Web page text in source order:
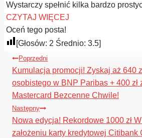
Wystarczy spełnić kilka bardzo
CZYTAJ WIĘCEJ
Oceń tego posta!
[Głosów: 2 Średnio:3.5]
Nawigacja
wpisu
Poprzedni
Kumulacja promocji! Zyskaj aż 640
osobistego w BNP Paribas + 400 zł
Mastercard Bezcenne Chwile!
Następny
Nowa edycja! Rekordowe 1000 zł
założeniu karty kredytowej Citibank